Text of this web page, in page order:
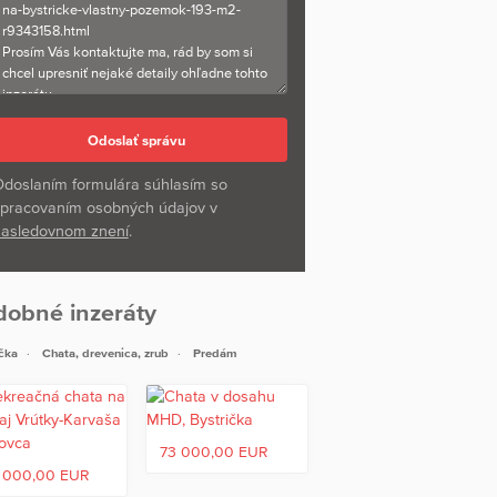
formulára súhlasím so
osobných údajov v
znení.
inzeráty
Chata, drevenica, zrub Predám
EUR
73 000,00 EUR